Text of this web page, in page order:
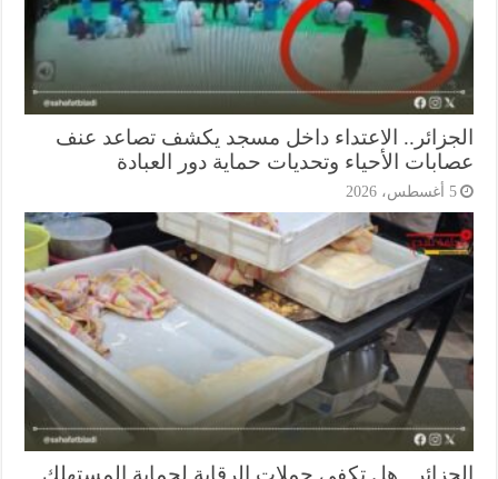
الاعتداء داخل مسجد يكشف تصاعد عنف
الأحياء وتحديات حماية دور العبادة
هل تكفي حملات الرقابة لحماية المستهلك